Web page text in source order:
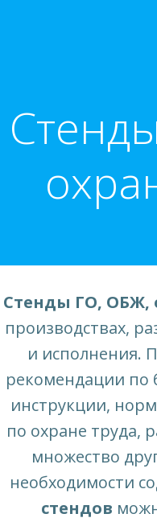
Стенды ГО, ОБЖ,
производствах,
и исполнения.
рекомендации по
инструкции,
по охране труда,
множество
необходимости
стендов